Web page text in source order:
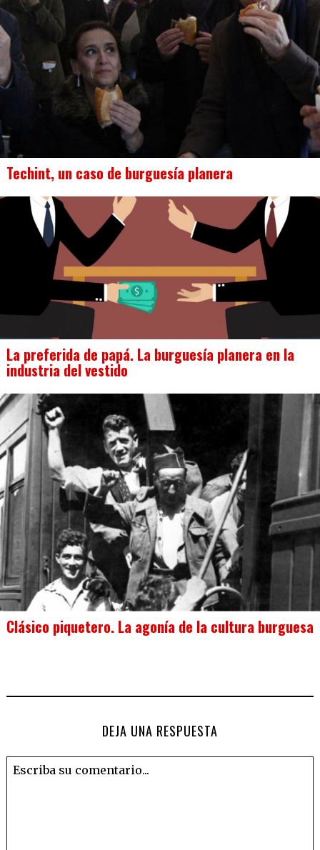
Techint, un caso de burguesía planera
La preferida de papá. La burguesía planera en la
industria del vestido
Clásico piquetero. La agonía de la cultura burguesa
DEJA UNA RESPUESTA